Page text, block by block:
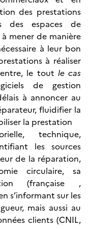
des prestations
des espaces de
mener de manière
à leur bon
à réaliser
le tout le cas
de gestion
à annoncer au
fluidifier la
la prestation
technique,
les sources
de la réparation,
circulaire, sa
(française ,
s’informant sur les
mais aussi au
clients (CNIL,